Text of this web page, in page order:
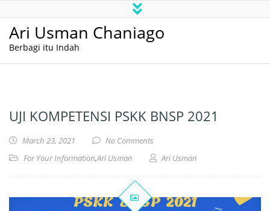
Ari Usman Chaniago
Berbagi itu Indah
UJI KOMPETENSI PSKK BNSP 2021
March 23, 2021
No Comments
For Your Information,Ari Usman Ari Usman